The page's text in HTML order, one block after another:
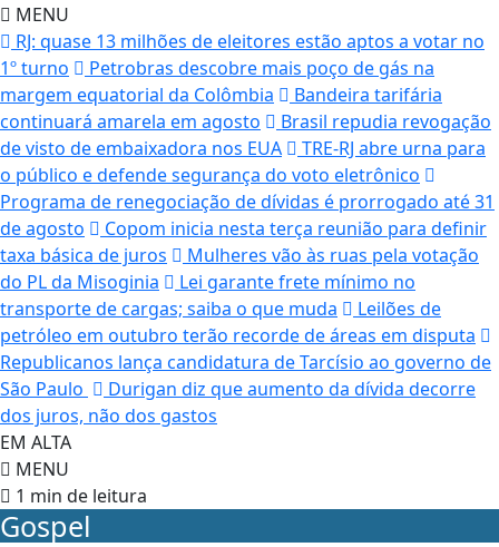
MENU
RJ: quase 13 milhões de eleitores estão aptos a votar no
1º turno
Petrobras descobre mais poço de gás na
margem equatorial da Colômbia
Bandeira tarifária
continuará amarela em agosto
Brasil repudia revogação
de visto de embaixadora nos EUA
TRE-RJ abre urna para
o público e defende segurança do voto eletrônico
Programa de renegociação de dívidas é prorrogado até 31
de agosto
Copom inicia nesta terça reunião para definir
taxa básica de juros
Mulheres vão às ruas pela votação
do PL da Misoginia
Lei garante frete mínimo no
transporte de cargas; saiba o que muda
Leilões de
petróleo em outubro terão recorde de áreas em disputa
Republicanos lança candidatura de Tarcísio ao governo de
São Paulo
Durigan diz que aumento da dívida decorre
dos juros, não dos gastos
EM ALTA
MENU
1 min de leitura
Gospel